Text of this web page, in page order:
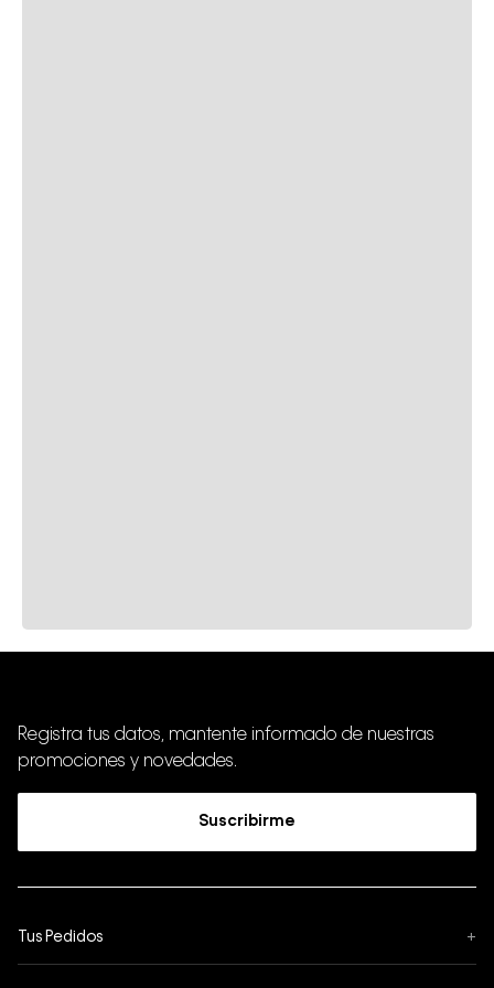
Registra tus datos, mantente informado de nuestras
promociones y novedades.
Suscribirme
Tus Pedidos +